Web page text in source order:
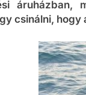
csinálni,